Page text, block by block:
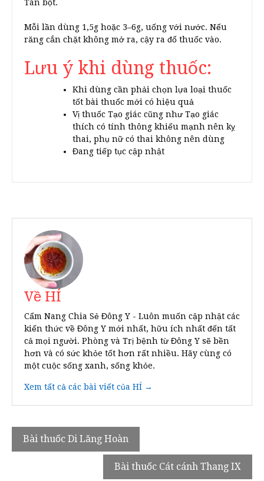
Tán bột.
Mỗi lần dùng 1,5g hoặc 3–6g, uống với nước. Nếu
răng cắn chặt không mở ra, cậy ra đổ thuốc vào.
Lưu ý khi dùng thuốc:
Khi dùng cần phải chọn lựa loại thuốc
tốt bài thuốc mới có hiệu quả
Vị thuốc Tạo giác cũng như Tạo giác
thích có tính thông khiếu mạnh nên kỵ
thai, phụ nữ có thai không nên dùng
Đang tiếp tục cập nhật
Về HÍ
Cẩm Nang Chia Sẻ Đông Y - Luôn muốn cập nhật các
kiến thức về Đông Y mới nhất, hữu ích nhất đến tất
cả mọi người. Phòng và Trị bệnh từ Đông Y sẽ bền
hơn và có sức khỏe tốt hơn rất nhiều. Hãy cùng có
một cuộc sống xanh, sống khỏe.
Xem tất cả các bài viết của HÍ →
Điều
hướng
Bài thuốc Di Lăng Hoàn
Bài thuốc Cát cánh Thang IX